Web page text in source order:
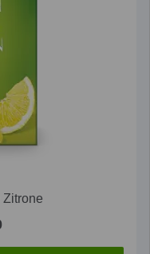
Zitrone